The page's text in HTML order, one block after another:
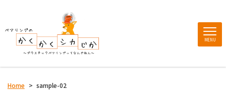
MENU
Home > sample-02